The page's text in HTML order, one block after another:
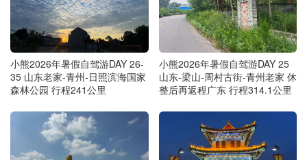
小熊2026年暑假自驾游DAY 26-
35 山东老家-青州-日照滨海国家
森林公园 行程241公里
小熊2026年暑假自驾游DAY 25
山东-梁山-周村古街-青州老家 休
整后再返程广东 行程314.1公里